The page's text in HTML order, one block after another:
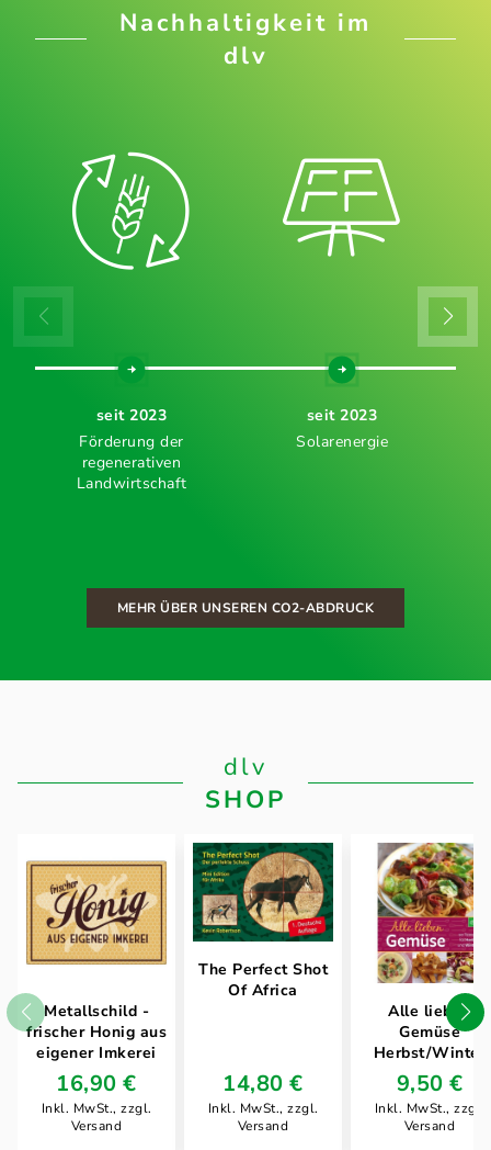
Nachhaltigkeit im
dlv
seit 2023
Förderung der
regenerativen
Landwirtschaft
seit 2023
Solarenergie
MEHR ÜBER UNSEREN CO2-ABDRUCK
dlv
SHOP
Metallschild -
frischer Honig aus
eigener Imkerei
16,90 €
Inkl. MwSt., zzgl.
Versand
The Perfect Shot
Of Africa
14,80 €
Inkl. MwSt., zzgl.
Versand
Alle lieben
Gemüse
Herbst/Winter
9,50 €
Inkl. MwSt., zzgl.
Versand